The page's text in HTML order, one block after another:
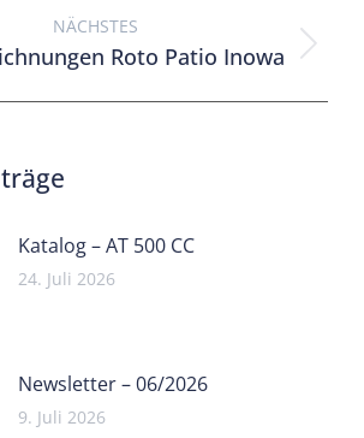
NÄCHSTES
Roto Patio Inowa
Katalog – AT 500 CC
24. Juli 2026
Newsletter – 06/2026
9. Juli 2026